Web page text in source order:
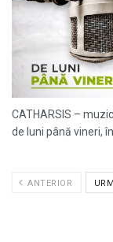
CATHARSIS –
de luni până vineri,
ANTERIOR